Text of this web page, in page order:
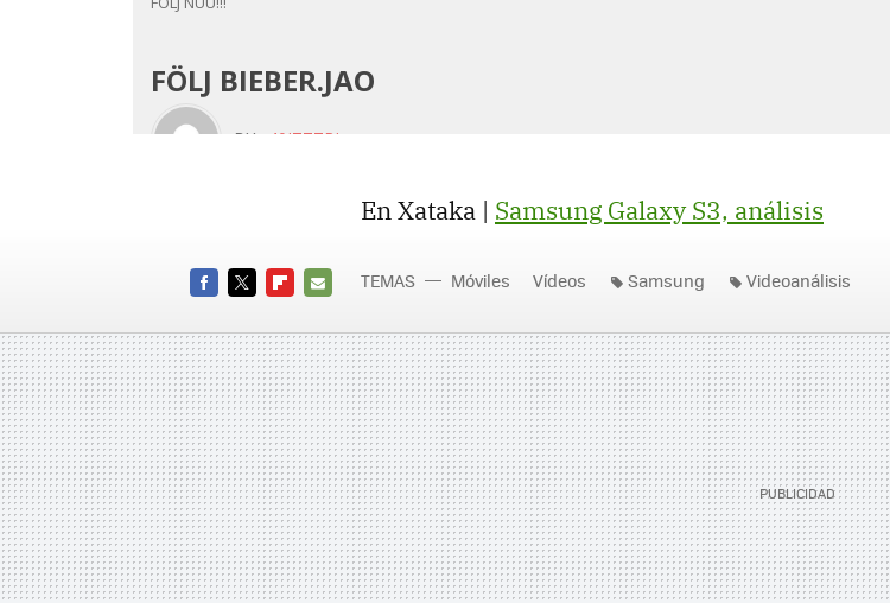
En Xataka | Samsung Galaxy S3, análisis
MAIL
TEMAS Móviles Vídeos Samsung Videoanálisis